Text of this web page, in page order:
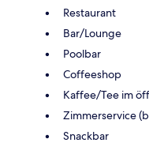
Restaurant
Bar/Lounge
Poolbar
Coffeeshop
Kaffee/Tee im
Zimmerservice
Snackbar